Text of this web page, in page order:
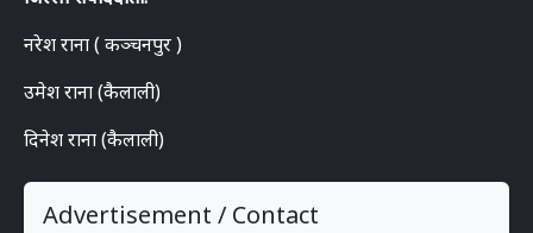
नरेश राना ( कञ्चनपुर )
उमेश राना (कैलाली)
दिनेश राना (कैलाली)
Advertisement / Contact